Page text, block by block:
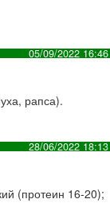
05/09/2022 16:46
рапса).
28/06/2022 18:13
(протеин 16-20);